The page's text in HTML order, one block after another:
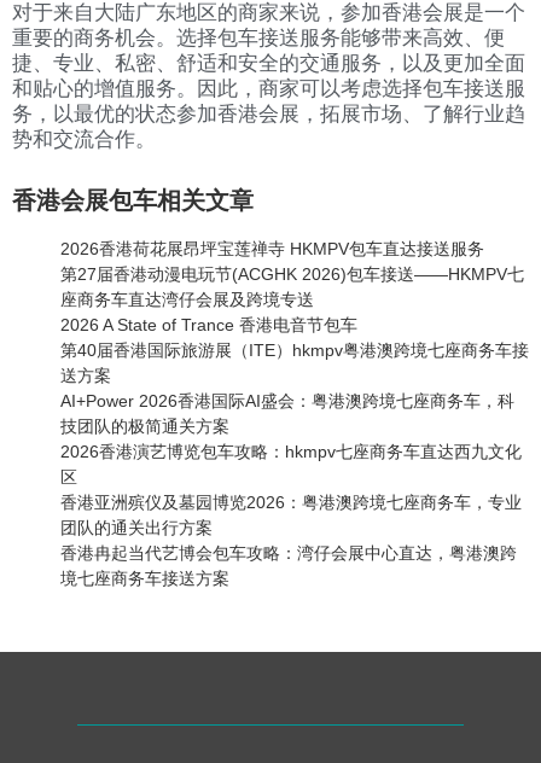
对于来自大陆广东地区的商家来说，参加香港会展是一个
重要的商务机会。选择包车接送服务能够带来高效、便
捷、专业、私密、舒适和安全的交通服务，以及更加全面
和贴心的增值服务。因此，商家可以考虑选择包车接送服
务，以最优的状态参加香港会展，拓展市场、了解行业趋
势和交流合作。
香港会展包车相关文章
2026香港荷花展昂坪宝莲禅寺 HKMPV包车直达接送服务
第27届香港动漫电玩节(ACGHK 2026)包车接送——HKMPV七
座商务车直达湾仔会展及跨境专送
2026 A State of Trance 香港电音节包车
第40届香港国际旅游展（ITE）hkmpv粤港澳跨境七座商务车接
送方案
AI+Power 2026香港国际AI盛会：粤港澳跨境七座商务车，科
技团队的极简通关方案
2026香港演艺博览包车攻略：hkmpv七座商务车直达西九文化
区
香港亚洲殡仪及墓园博览2026：粤港澳跨境七座商务车，专业
团队的通关出行方案
香港冉起当代艺博会包车攻略：湾仔会展中心直达，粤港澳跨
境七座商务车接送方案